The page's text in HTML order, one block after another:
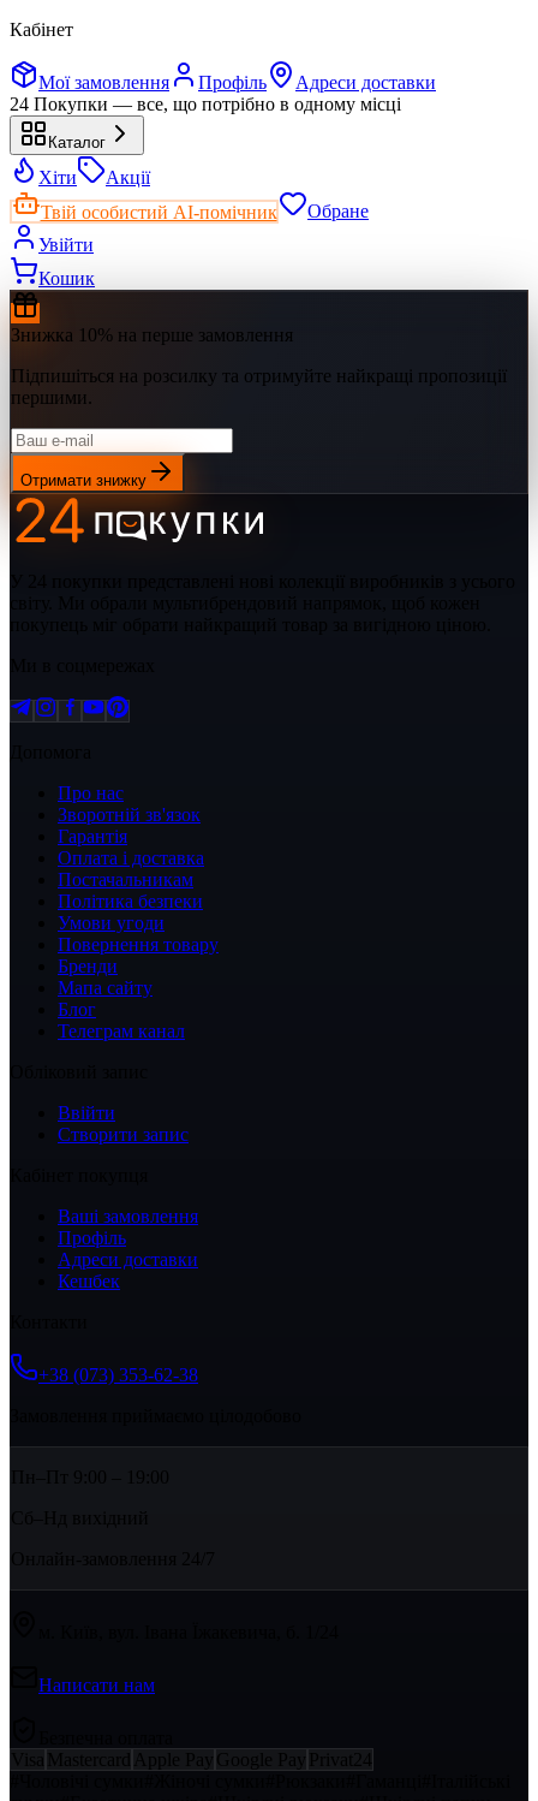
Кабінет
Мої замовлення Профіль
Адреси доставки
24 Покупки — все, що потрібно в одному місці
Каталог
Хіти
Акції
Твій особистий AI-помічник
Обране
Увійти
Кошик
Знижка 10% на перше замовлення
Підпишіться на розсилку та отримуйте найкращі пропозиції
першими.
Отримати знижку
Про нас
Зворотній зв'язок
Гарантія
Оплата і доставка
Постачальникам
Політика безпеки
Умови угоди
Повернення товару
Бренди
Мапа сайту
Блог
Телеграм канал
Ввійти
Створити запис
Ваші замовлення
Профіль
Адреси доставки
Кешбек
+38 (073) 353-62-38
Пн–Пт 9:00 – 19:00
Сб–Нд вихідний
Написати нам
Visa Mastercard Apple Pay Google Pay Privat24